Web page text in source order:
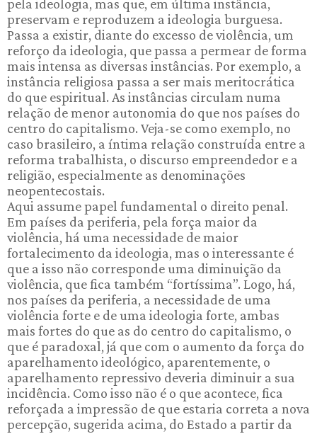
pela ideologia, mas que, em última instância,
preservam e reproduzem a ideologia burguesa.
Passa a existir, diante do excesso de violência, um
reforço da ideologia, que passa a permear de forma
mais intensa as diversas instâncias. Por exemplo, a
instância religiosa passa a ser mais meritocrática
do que espiritual. As instâncias circulam numa
relação de menor autonomia do que nos países do
centro do capitalismo. Veja-se como exemplo, no
caso brasileiro, a íntima relação construída entre a
reforma trabalhista, o discurso empreendedor e a
religião, especialmente as denominações
neopentecostais.
Aqui assume papel fundamental o direito penal.
Em países da periferia, pela força maior da
violência, há uma necessidade de maior
fortalecimento da ideologia, mas o interessante é
que a isso não corresponde uma diminuição da
violência, que fica também “fortíssima”. Logo, há,
nos países da periferia, a necessidade de uma
violência forte e de uma ideologia forte, ambas
mais fortes do que as do centro do capitalismo, o
que é paradoxal, já que com o aumento da força do
aparelhamento ideológico, aparentemente, o
aparelhamento repressivo deveria diminuir a sua
incidência. Como isso não é o que acontece, fica
reforçada a impressão de que estaria correta a nova
percepção, sugerida acima, do Estado a partir da